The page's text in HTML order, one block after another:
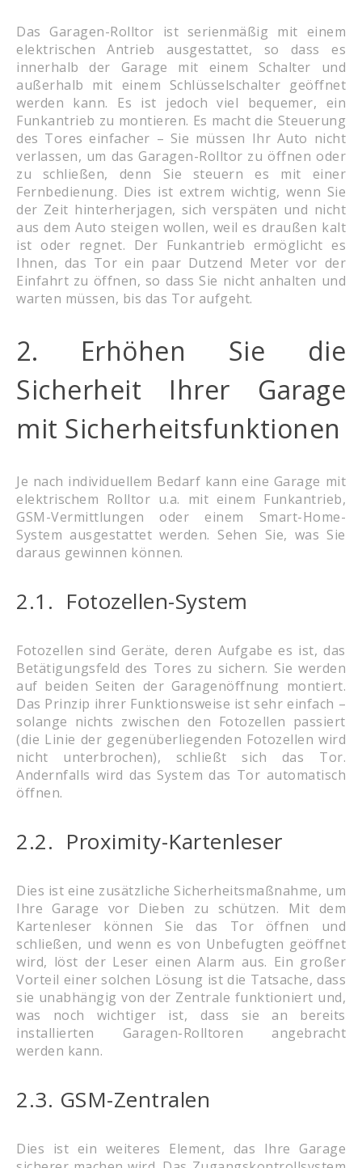
Das Garagen-Rolltor ist serienmäßig mit einem
elektrischen Antrieb ausgestattet, so dass es
innerhalb der Garage mit einem Schalter und
außerhalb mit einem Schlüsselschalter geöffnet
werden kann. Es ist jedoch viel bequemer, ein
Funkantrieb zu montieren. Es macht die Steuerung
des Tores einfacher – Sie müssen Ihr Auto nicht
verlassen, um das Garagen-Rolltor zu öffnen oder
zu schließen, denn Sie steuern es mit einer
Fernbedienung. Dies ist extrem wichtig, wenn Sie
der Zeit hinterherjagen, sich verspäten und nicht
aus dem Auto steigen wollen, weil es draußen kalt
ist oder regnet. Der Funkantrieb ermöglicht es
Ihnen, das Tor ein paar Dutzend Meter vor der
Einfahrt zu öffnen, so dass Sie nicht anhalten und
warten müssen, bis das Tor aufgeht.
2. Erhöhen Sie die
Sicherheit Ihrer Garage
mit Sicherheitsfunktionen
Je nach individuellem Bedarf kann eine Garage mit
elektrischem Rolltor u.a. mit einem Funkantrieb,
GSM-Vermittlungen oder einem Smart-Home-
System ausgestattet werden. Sehen Sie, was Sie
daraus gewinnen können.
2.1. Fotozellen-System
Fotozellen sind Geräte, deren Aufgabe es ist, das
Betätigungsfeld des Tores zu sichern. Sie werden
auf beiden Seiten der Garagenöffnung montiert.
Das Prinzip ihrer Funktionsweise ist sehr einfach –
solange nichts zwischen den Fotozellen passiert
(die Linie der gegenüberliegenden Fotozellen wird
nicht unterbrochen), schließt sich das Tor.
Andernfalls wird das System das Tor automatisch
öffnen.
2.2. Proximity-Kartenleser
Dies ist eine zusätzliche Sicherheitsmaßnahme, um
Ihre Garage vor Dieben zu schützen. Mit dem
Kartenleser können Sie das Tor öffnen und
schließen, und wenn es von Unbefugten geöffnet
wird, löst der Leser einen Alarm aus. Ein großer
Vorteil einer solchen Lösung ist die Tatsache, dass
sie unabhängig von der Zentrale funktioniert und,
was noch wichtiger ist, dass sie an bereits
installierten Garagen-Rolltoren angebracht
werden kann.
2.3. GSM-Zentralen
Dies ist ein weiteres Element, das Ihre Garage